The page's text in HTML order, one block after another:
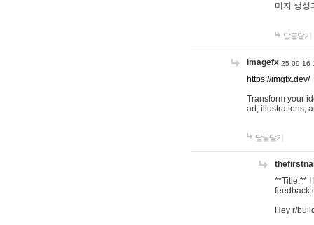
미지 생성
답글달기
imagefx 25-09-16
https://imgfx.dev/
Transform your
art, illustrations,
답글달기
**Title:** I
feedback
Hey r/